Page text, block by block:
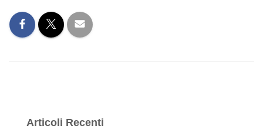
Articoli Recenti